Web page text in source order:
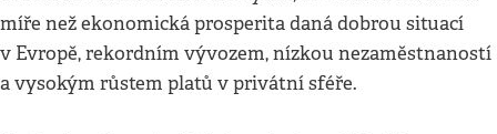
míře než ekonomická prosperita daná dobrou situací
v Evropě, rekordním vývozem, nízkou nezaměstnaností
a vysokým růstem platů v privátní sféře.